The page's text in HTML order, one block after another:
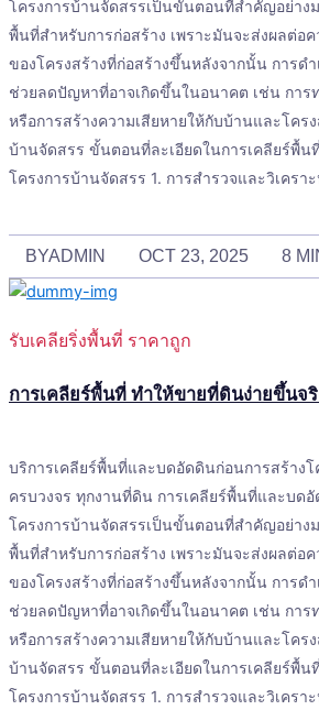
โครงการบ้านจัดสรรเป็นขั้นตอนที่สำคัญอย่าง
พื้นที่สำหรับการก่อสร้าง เพราะมันจะส่งผลต่อ
ของโครงสร้างที่ก่อสร้างขึ้นหลังจากนั้น การ
ช่วยลดปัญหาที่อาจเกิดขึ้นในอนาคต เช่น การ
หรือการสร้างความเสียหายให้กับบ้านและโคร
บ้านจัดสรร ขั้นตอนที่ละเอียดในการเคลียร์พื้
โครงการบ้านจัดสรร 1. การสำรวจและวิเครา
BYADMIN OCT 23, 2025 8
รับเคลียริ่งพื้นที่ ราคาถูก
การเคลียร์พื้นที่ ทำให้ขายที่ดินง่ายขึ้นจ
บริการเคลียร์พื้นที่และบดอัดดินก่อนการสร้างโ
ครบวงจร ทุกงานที่ดิน การเคลียร์พื้นที่และบด
โครงการบ้านจัดสรรเป็นขั้นตอนที่สำคัญอย่าง
พื้นที่สำหรับการก่อสร้าง เพราะมันจะส่งผลต่อ
ของโครงสร้างที่ก่อสร้างขึ้นหลังจากนั้น การ
ช่วยลดปัญหาที่อาจเกิดขึ้นในอนาคต เช่น การ
หรือการสร้างความเสียหายให้กับบ้านและโคร
บ้านจัดสรร ขั้นตอนที่ละเอียดในการเคลียร์พื้
โครงการบ้านจัดสรร 1. การสำรวจและวิเครา